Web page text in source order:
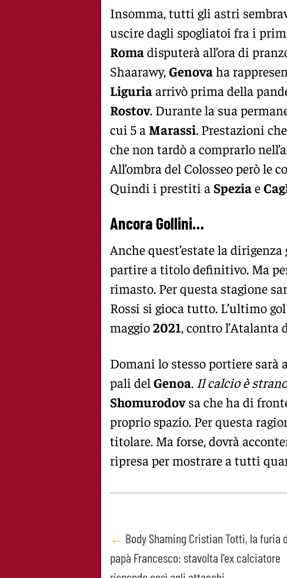
Insomma, tutti gli astri
uscire dagli spogliatoi fra i
Roma disputerà all’ora di
Shaarawy, Genova ha
Liguria arrivò prima della
Rostov. Durante la sua
cui 5 a Marassi. Prestazioni
che non tardò a comprarlo
All’ombra del Colosseo però le
Quindi i prestiti a Spezia e
Ancora Gollini…
Anche quest’estate la
partire a titolo definitivo. Ma
rimasto. Per questa stagione
Rossi si gioca tutto. L’ultimo
maggio2021, contro l’Atalanta
Domani lo stesso portiere sarà
pali del Genoa. Il calcio è
Shomurodovsa che ha di
proprio spazio. Per questa
titolare. Ma forse, dovrà
ripresa per mostrare a tutti
Post
navigation
← Body Shaming Cristian Totti, la furia
papà Francesco: stavolta l’ex calciatore